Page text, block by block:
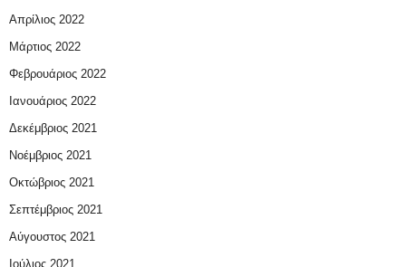
Απρίλιος 2022
Μάρτιος 2022
Φεβρουάριος 2022
Ιανουάριος 2022
Δεκέμβριος 2021
Νοέμβριος 2021
Οκτώβριος 2021
Σεπτέμβριος 2021
Αύγουστος 2021
Ιούλιος 2021